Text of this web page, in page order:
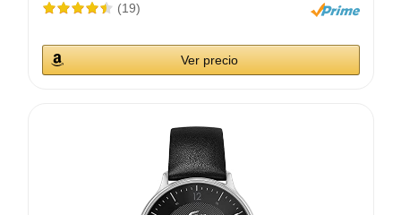
(19)
Ver precio